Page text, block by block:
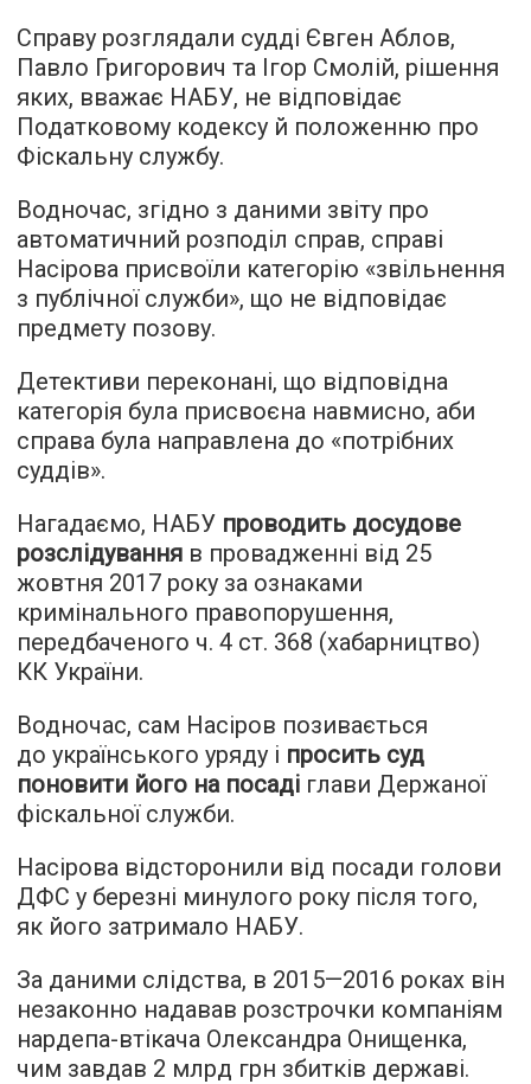
Справу розглядали судді Євген Аблов,
Павло Григорович та Ігор Смолій, рішення
яких, вважає НАБУ, не відповідає
Податковому кодексу й положенню про
Фіскальну службу.
Водночас, згідно з даними звіту про
автоматичний розподіл справ, справі
Насірова присвоїли категорію «звільнення
з публічної служби», що не відповідає
предмету позову.
Детективи переконані, що відповідна
категорія була присвоєна навмисно, аби
справа була направлена до «потрібних
суддів».
Нагадаємо, НАБУ проводить досудове
розслідування в провадженні від 25
жовтня 2017 року за ознаками
кримінального правопорушення,
передбаченого ч. 4 ст. 368 (хабарництво)
КК України.
Водночас, сам Насіров позивається
до українського уряду і просить суд
поновити його на посаді глави Держаної
фіскальної служби.
Насірова відсторонили від посади голови
ДФС у березні минулого року після того,
як його затримало НАБУ.
За даними слідства, в 2015—2016 роках він
незаконно надавав розстрочки компаніям
нардепа-втікача Олександра Онищенка,
чим завдав 2 млрд грн збитків державі.